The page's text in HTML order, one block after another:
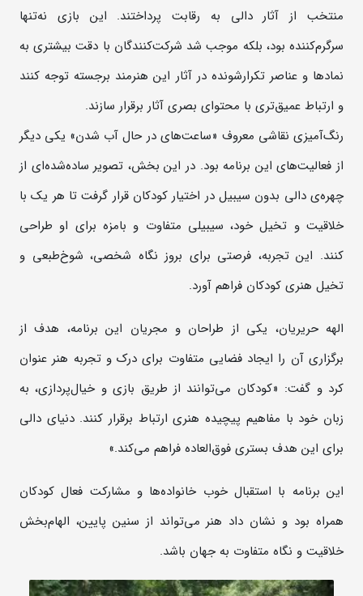
منتخب از آثار دالی به رقابت پرداختند. این بازی نه‌تنها
سرگرم‌کننده بود، بلکه موجب شد شرکت‌کنندگان با دقت بیشتری به
نمادها و عناصر تکرارشونده در آثار این هنرمند برجسته توجه کنند
و ارتباط عمیق‌تری با محتوای بصری آثار برقرار سازند.
رنگ‌آمیزی نقاشی معروف «ساعت‌های در حال آب شدن» یکی دیگر
از فعالیت‌های این برنامه بود. در این بخش، تصویر ساده‌شده‌ای از
چهره‌ی دالی بدون سیبیل در اختیار کودکان قرار گرفت تا هر یک با
خلاقیت و تخیل خود، سیبیلی متفاوت و بامزه برای او طراحی
کنند. این تجربه، فرصتی برای بروز نگاه شخصی، شوخ‌طبعی و
تخیل هنری کودکان فراهم آورد.
الهه حریریان، یکی از طراحان و مجریان این برنامه، هدف از
برگزاری آن را ایجاد فضایی متفاوت برای درک و تجربه هنر عنوان
کرد و گفت: «کودکان می‌توانند از طریق بازی و خیال‌پردازی، به
زبان خود با مفاهیم پیچیده هنری ارتباط برقرار کنند. دنیای دالی
برای این هدف بستری فوق‌العاده فراهم می‌کند.»
این برنامه با استقبال خوب خانواده‌ها و مشارکت فعال کودکان
همراه بود و نشان داد هنر می‌تواند از سنین پایین، الهام‌بخش
خلاقیت و نگاه متفاوت به جهان باشد.